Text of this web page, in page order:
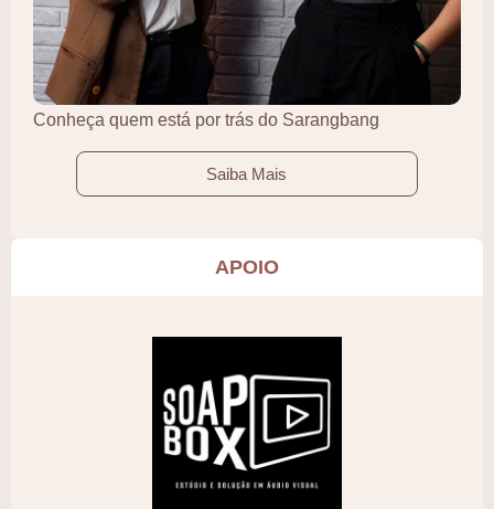
Conheça quem está por trás do Sarangbang
Saiba Mais
APOIO